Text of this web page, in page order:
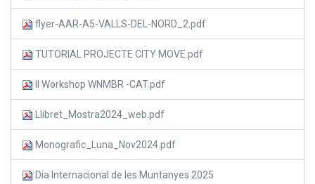
flyer-AAR-A5-VALLS-DEL-NORD_2.pdf
TUTORIAL PROJECTE CITY MOVE.pdf
II Workshop WNMBR -CAT.pdf
Llibret_Mostra2024_web.pdf
Monografic_Luna_Nov2024.pdf
Dia Internacional de les Muntanyes 2025